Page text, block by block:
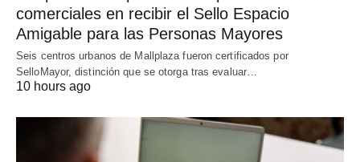
comerciales en recibir el Sello Espacio
Amigable para las Personas Mayores
Seis centros urbanos de Mallplaza fueron certificados por
SelloMayor, distinción que se otorga tras evaluar…
10 hours ago